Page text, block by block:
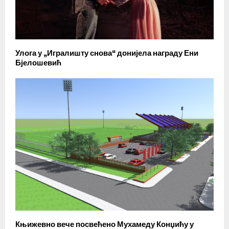
Улога у „Игралишту снова“ донијела награду Ени
Бјелошевић
Књижевно вече посвећено Мухамеду Конџићу у